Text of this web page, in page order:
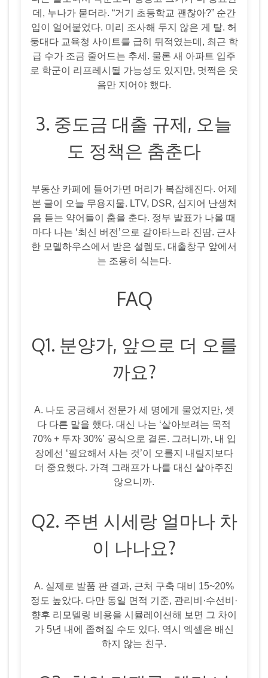
데, 누나가 묻더라. “거기 초등학교 괜찮아?” 순간
입이 얼어붙었다. 미리 조사해 두지 않은 게 탈. 허
둥대다 교육청 사이트를 급히 뒤적였는데, 최근 학
급 수가 조금 줄어드는 추세. 물론 새 아파트 입주
로 학군이 리프레시될 가능성도 있지만, 멋쩍은 웃
음만 지어야 했다.
3. 중도금 대출 규제, 오늘
도 정책은 춤춘다
부동산 카페에 들어가면 머리가 복잡해진다. 어제
본 글이 오늘 무용지물. LTV, DSR, 심지어 난생처
음 듣는 약어들이 춤을 춘다. 정부 발표가 나올 때
마다 나는 ‘최신 버전’으로 갈아타느라 진땀. 근사
한 모델하우스에서 받은 설렘도, 대출창구 앞에서
는 조용히 식는다.
FAQ
Q1. 분양가, 앞으로 더 오를
까요?
A. 나도 궁금해서 전문가 세 명에게 물었지만, 셋
다 다른 말을 했다. 대신 나는 ‘살아보려는 목적
70% + 투자 30%’ 공식으로 결론. 그러니까, 내 입
장에선 ‘필요해서 사는 것’이 오를지 내릴지보다
더 중요했다. 가격 그래프가 나를 대신 살아주진
않으니까.
Q2. 주변 시세랑 얼마나 차
이 나나요?
A. 실제로 발품 판 결과, 근처 구축 대비 15~20%
정도 높았다. 다만 동일 면적 기준, 관리비·수선비·
향후 리모델링 비용을 시뮬레이션해 보면 그 차이
가 5년 내에 좁혀질 수도 있다. 역시 엑셀은 배신
하지 않는 친구.